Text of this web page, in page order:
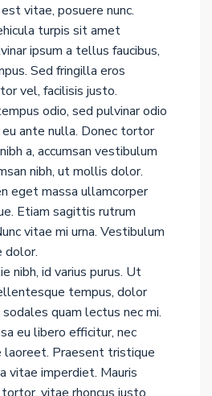
vitae, posuere nunc.
turpis sit amet
ipsum a tellus faucibus,
Sed fringilla eros
vel, facilisis justo.
odio, sed pulvinar odio
ante nulla. Donec tortor
a, accumsan vestibulum
nibh, ut mollis dolor.
eget massa ullamcorper
Etiam sagittis rutrum
vitae mi urna. Vestibulum
dolor.
nibh, id varius purus. Ut
tempus, dolor
quam lectus nec mi.
eu libero efficitur, nec
Praesent tristique
vitae imperdiet. Mauris